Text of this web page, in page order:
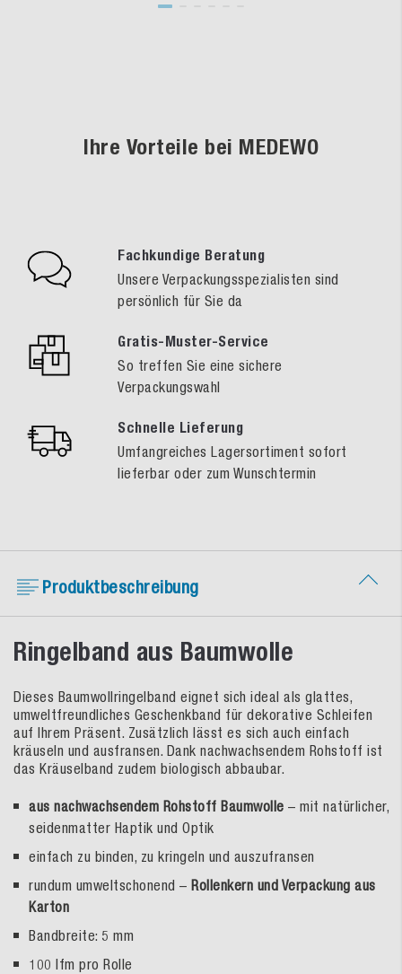
Ihre Vorteile bei MEDEWO
Fachkundige Beratung
Unsere Verpackungsspezialisten sind
persönlich für Sie da
Gratis-Muster-Service
So treffen Sie eine sichere
Verpackungswahl
Schnelle Lieferung
Umfangreiches Lagersortiment sofort
lieferbar oder zum Wunschtermin
Produktbeschreibung
Ringelband aus Baumwolle
Dieses Baumwollringelband eignet sich ideal als glattes,
umweltfreundliches Geschenkband für dekorative Schleifen
auf Ihrem Präsent. Zusätzlich lässt es sich auch einfach
kräuseln und ausfransen. Dank nachwachsendem Rohstoff ist
das Kräuselband zudem biologisch abbaubar.
aus nachwachsendem Rohstoff Baumwolle – mit natürlicher,
seidenmatter Haptik und Optik
einfach zu binden, zu kringeln und auszufransen
rundum umweltschonend – Rollenkern und Verpackung aus
Karton
Bandbreite: 5 mm
100 lfm pro Rolle